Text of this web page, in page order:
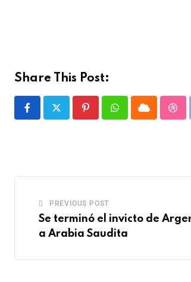
Share This Post:
PREVIOUS POST
Se terminó el invicto de
a Arabia Saudita